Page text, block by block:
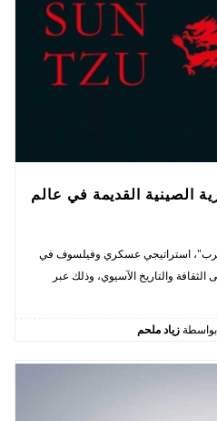
الصينية القديمة في عالم
استراتيجي عسكري وفيلسوف في
الثقافة والتاريخ الآسيوي، وذلك عبر
زياد ملحم